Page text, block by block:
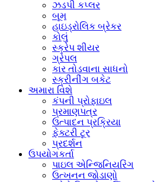
ઝડપી કપ્લર
બૂમ
હાઇડ્રોલિક બ્રેકર
કોલું
સ્ક્રેપ શીયર
ગ્રેપલ
કાર તોડવાના સાધનો
સ્ક્રીનીંગ બકેટ
અમારા વિશે
કંપની પ્રોફાઇલ
પ્રમાણપત્ર
ઉત્પાદન પ્રક્રિયા
ફેક્ટરી ટૂર
પ્રદર્શન
ઉપયોગકર્તા
પાઇલ એન્જિનિયરિંગ
ઉત્ખનન જોડાણો